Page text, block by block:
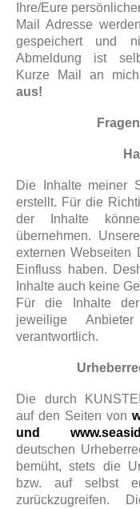
Ihre/Eure
Mail Adresse
gespeichert und
Abmeldung ist
Kurze Mail an
aus!
Die Inhalte meiner
erstellt. Für die
der Inhalte
übernehmen.
externen Webseiten
Einfluss haben.
Inhalte auch keine
Für die Inhalte
jeweilige
verantwortlich.
Die durch
aufden Seiten von
und
deutschen
bemüht, stets die
bzw. auf selbst
zurückzugreifen.